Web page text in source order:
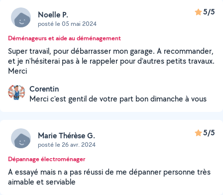
Noelle P.
posté le 05 mai 2024
5/5
Déménageurs et aide au déménagement
Super travail, pour débarrasser mon garage. A recommander,
et je n'hésiterai pas à le rappeler pour d'autres petits travaux.
Merci
Corentin
Merci c'est gentil de votre part bon dimanche à vous
Marie Thérèse G.
posté le 26 avr. 2024
5/5
Dépannage électroménager
A essayé mais n a pas réussi de me dépanner personne très
aimable et serviable